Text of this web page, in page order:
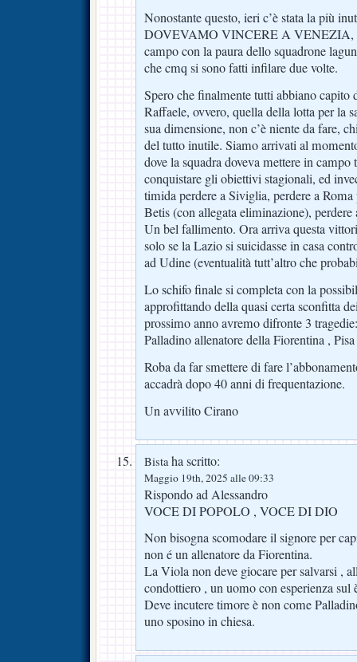
Nonostante questo, ieri c’è stata la più
DOVEVAMO VINCERE A VENEZIA,
campo con la paura dello squadrone
che cmq si sono fatti infilare due volte.
Spero che finalmente tutti abbiano capito
Raffaele, ovvero, quella della lotta per la
sua dimensione, non c’è niente da fare,
del tutto inutile. Siamo arrivati al
dove la squadra doveva mettere in
conquistare gli obiettivi stagionali, ed
timida perdere a Siviglia, perdere a
Betis (con allegata eliminazione), perdere
Un bel fallimento. Ora arriva questa
solo se la Lazio si suicidasse in casa
ad Udine (eventualità tutt’altro che
Lo schifo finale si completa con la
approfittando della quasi certa sconfitta
prossimo anno avremo difronte 3 tragedie:
Palladino allenatore della Fiorentina ,
Roba da far smettere di fare
accadrà dopo 40 anni di frequentazione.
Un avvilito Cirano
Bistaha scritto:
Maggio 19th, 2025 alle 09:33
Rispondo ad Alessandro
VOCE DI POPOLO , VOCE DI DIO
Non bisogna scomodare il signore per
non é un allenatore da Fiorentina.
La Viola non deve giocare per salvarsi ,
condottiero , un uomo con esperienza
Deve incutere timore è non come
uno sposino in chiesa.